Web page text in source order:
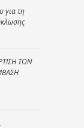
για τη
ΤΩΝ